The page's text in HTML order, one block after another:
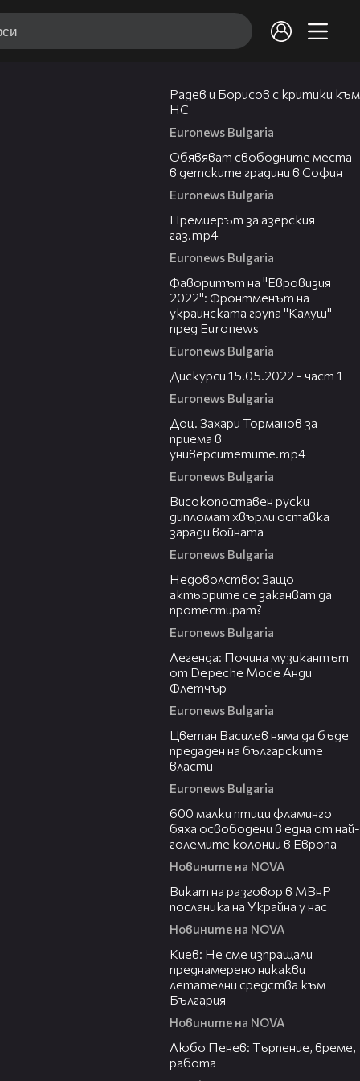
Радев и Борисов с критики към
НС
Euronews Bulgaria
Обявяват свободните места
в детските градини в София
Euronews Bulgaria
Премиерът за азерския
газ.mp4
Euronews Bulgaria
Фаворитът на "Евровизия
2022": Фронтменът на
украинската група "Калуш"
пред Euronews
Euronews Bulgaria
Дискурси 15.05.2022 - част 1
Euronews Bulgaria
Доц. Захари Торманов за
приема в
университетите.mp4
Euronews Bulgaria
Високопоставен руски
дипломат хвърли оставка
заради войната
Euronews Bulgaria
Недоволство: Защо
актьорите се заканват да
протестират?
Euronews Bulgaria
Легенда: Почина музикантът
от Depeche Mode Анди
Флетчър
Euronews Bulgaria
Цветан Василев няма да бъде
предаден на българските
власти
Euronews Bulgaria
600 малки птици фламинго
бяха освободени в една от най-
големите колонии в Европа
Новините на NOVA
Викат на разговор в МВнР
посланика на Украйна у нас
Новините на NOVA
Киев: Не сме изпращали
преднамерено никакви
летателни средства към
България
Новините на NOVA
Любо Пенев: Търпение, време,
работа